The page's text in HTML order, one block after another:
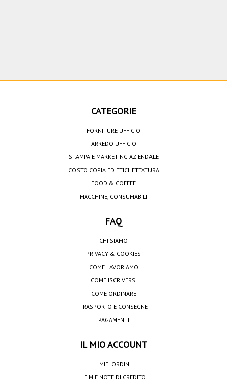
CATEGORIE
FORNITURE UFFICIO
ARREDO UFFICIO
STAMPA E MARKETING AZIENDALE
COSTO COPIA ED ETICHETTATURA
FOOD & COFFEE
MACCHINE, CONSUMABILI
FAQ
CHI SIAMO
PRIVACY & COOKIES
COME LAVORIAMO
COME ISCRIVERSI
COME ORDINARE
TRASPORTO E CONSEGNE
PAGAMENTI
IL MIO ACCOUNT
I MIEI ORDINI
LE MIE NOTE DI CREDITO